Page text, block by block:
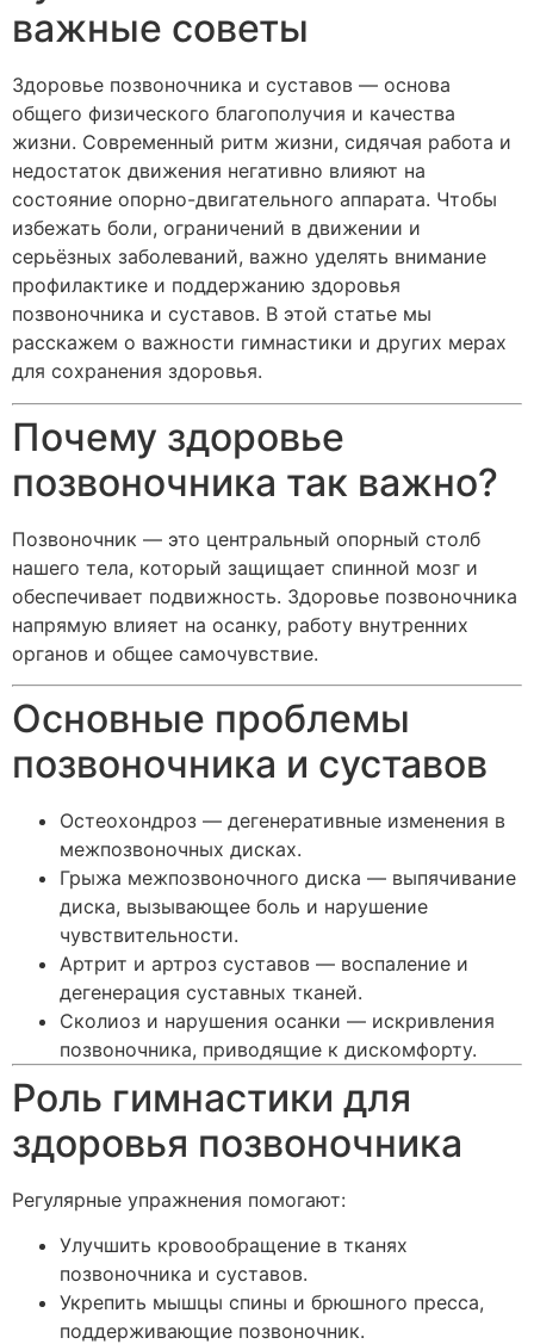
важные советы
Здоровье позвоночника и суставов — основа
общего физического благополучия и качества
жизни. Современный ритм жизни, сидячая работа и
недостаток движения негативно влияют на
состояние опорно-двигательного аппарата. Чтобы
избежать боли, ограничений в движении и
серьёзных заболеваний, важно уделять внимание
профилактике и поддержанию здоровья
позвоночника и суставов. В этой статье мы
расскажем о важности гимнастики и других мерах
для сохранения здоровья.
Почему здоровье
позвоночника так важно?
Позвоночник — это центральный опорный столб
нашего тела, который защищает спинной мозг и
обеспечивает подвижность. Здоровье позвоночника
напрямую влияет на осанку, работу внутренних
органов и общее самочувствие.
Основные проблемы
позвоночника и суставов
Остеохондроз — дегенеративные изменения в
межпозвоночных дисках.
Грыжа межпозвоночного диска — выпячивание
диска, вызывающее боль и нарушение
чувствительности.
Артрит и артроз суставов — воспаление и
дегенерация суставных тканей.
Сколиоз и нарушения осанки — искривления
позвоночника, приводящие к дискомфорту.
Роль гимнастики для
здоровья позвоночника
Регулярные упражнения помогают:
Улучшить кровообращение в тканях
позвоночника и суставов.
Укрепить мышцы спины и брюшного пресса,
поддерживающие позвоночник.